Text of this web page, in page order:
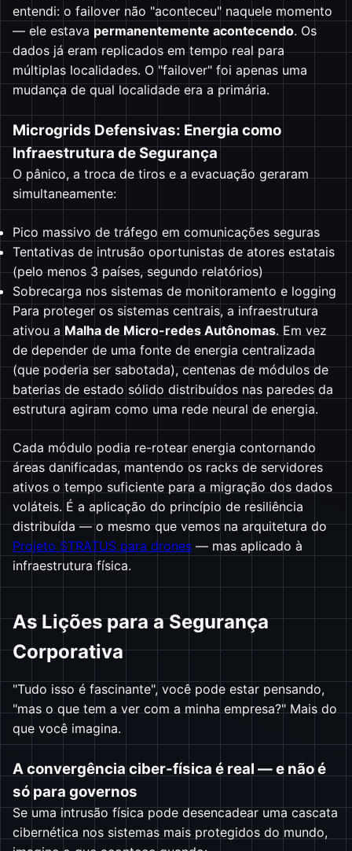
entendi: o failover não "aconteceu" naquele momento
— ele estava permanentemente acontecendo. Os
dados já eram replicados em tempo real para
múltiplas localidades. O "failover" foi apenas uma
mudança de qual localidade era a primária.
Microgrids Defensivas: Energia como
Infraestrutura de Segurança
O pânico, a troca de tiros e a evacuação geraram
simultaneamente:
Pico massivo de tráfego em comunicações seguras
Tentativas de intrusão oportunistas de atores estatais
(pelo menos 3 países, segundo relatórios)
Sobrecarga nos sistemas de monitoramento e logging
Para proteger os sistemas centrais, a infraestrutura
ativou a Malha de Micro-redes Autônomas. Em vez
de depender de uma fonte de energia centralizada
(que poderia ser sabotada), centenas de módulos de
baterias de estado sólido distribuídos nas paredes da
estrutura agiram como uma rede neural de energia.
Cada módulo podia re-rotear energia contornando
áreas danificadas, mantendo os racks de servidores
ativos o tempo suficiente para a migração dos dados
voláteis. É a aplicação do princípio de resiliência
distribuída — o mesmo que vemos na arquitetura do
Projeto STRATUS para drones — mas aplicado à
infraestrutura física.
As Lições para a Segurança
Corporativa
"Tudo isso é fascinante", você pode estar pensando,
"mas o que tem a ver com a minha empresa?" Mais do
que você imagina.
A convergência ciber-física é real — e não é
só para governos
Se uma intrusão física pode desencadear uma cascata
cibernética nos sistemas mais protegidos do mundo,